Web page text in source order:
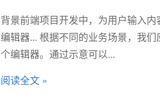
背景前端项目开发中，为用户输入
编辑器... 根据不同的业务场景，我
个编辑器。通过示意可以...
阅读全文 »